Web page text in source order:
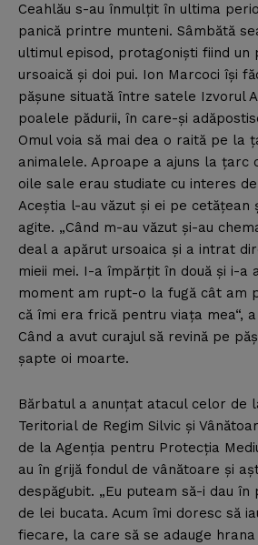
Ceahlău s-au înmulţit în ultima
panică printre munteni. Sâmbătă
ultimul episod, protagonişti fiind un
ursoaică şi doi pui. Ion Marcoci îşi
păşune situată între satele Izvorul
poalele pădurii, în care-şi
Omul voia să mai dea o raită pe la
animalele. Aproape a ajuns la ţarc
oile sale erau studiate cu interes
Aceştia l-au văzut şi ei pe cetăţean
agite. „Când m-au văzut şi-au
deal a apărut ursoaica şi a intrat
mieii mei. I-a împărţit în două şi i-a
moment am rupt-o la fugă cât am
că îmi era frică pentru viaţa mea“,
Când a avut curajul să revină pe
şapte oi moarte.
Bărbatul a anunţat atacul celor de
Teritorial de Regim Silvic şi
de la Agenţia pentru Protecţia
au în grijă fondul de vânătoare şi
despăgubit. „Eu puteam să-i dau în
de lei bucata. Acum îmi doresc să
fiecare, la care să se adauge